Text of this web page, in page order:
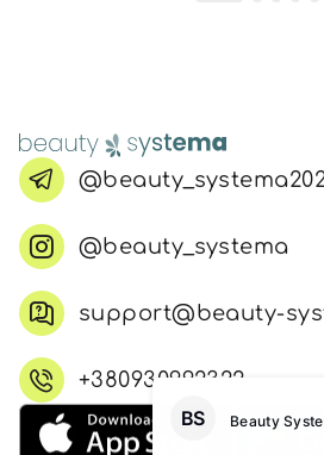
волосся! Не залишає
липкості. Захищає від
солоної води, та хлору в
@beauty_systema
support@beauty-
+380930992322